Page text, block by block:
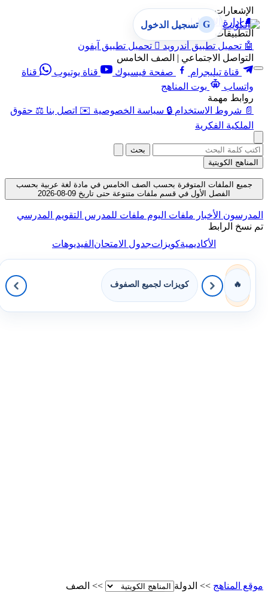
الإشعارات
🔔 إدارة الإشعارات
التطبيقات
🤖 تحميل تطبيق أندرويد  تحميل تطبيق آيفون
التواصل الاجتماعي | الصف الخامس
قناة تيليجرام
صفحة فيسبوك قناة يوتيوب
قناة
واتساب
بوت المناهج
روابط مهمة
📄 شروط الاستخدام 🔒 سياسة الخصوصية ✉️ اتصل بنا ⚖️ حقوق
الملكية الفكرية
G تسجيل الدخول
بحث
المناهج الكويتية
جميع الملفات المتوفرة بحسب الصف الخامس في مادة لغة عربية بحسب
الفصل الأول في قسم ملفات متنوعة حتى تاريخ 09-08-2026
المدرسون الأخبار ملفات اليوم ملفات للمدرس التقويم المدرسي
تم نسخ الرابط
الأكاديميةكويزاتجدول الامتحانالفيديوهات
🔥 كويزات لجميع الصفوف
موقع المناهج >> الدولة >>
الصف